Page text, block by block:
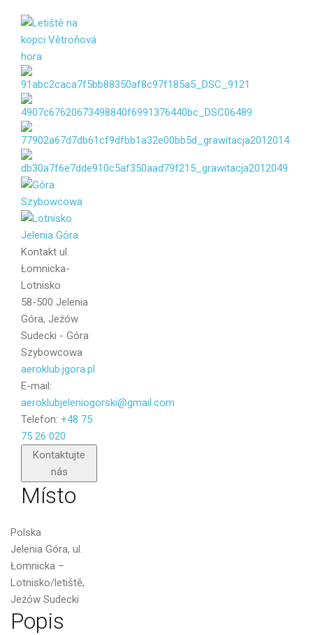
Kontakt ul.
Łomnicka-
Lotnisko
58-500 Jelenia
Góra, Jeżów
Sudecki - Góra
Szybowcowa
aeroklub.jgora.pl
E-mail:
aeroklubjeleniogorski@gmail.com
Telefon: +48 75
75 26 020
Kontaktujte
nás
Vaše jméno
Váš e-mail
Zpráva
Poslat
Místo
Polska
Jelenia Góra, ul.
Łomnicka –
Lotnisko/letiště,
Jeżów Sudecki
Popis